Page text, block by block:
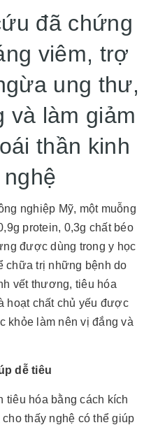
đã chứng
viêm, trợ
ung thư,
và làm giảm
thần kinh
nghiệp Mỹ, một muỗng
protein, 0,3g chất béo
được dùng trong y học
chữa trị những bệnh do
vết thương, tiêu hóa
hoạt chất chủ yếu được
khỏe làm nên vị đắng và
dễ tiêu
tiêu hóa bằng cách kích
thấy nghệ có thể giúp